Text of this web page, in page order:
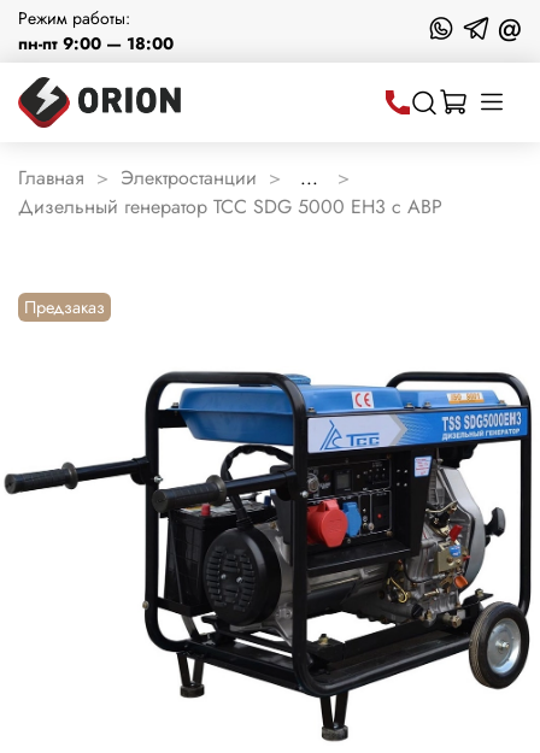
Режим работы:
пн-пт 9:00 — 18:00
@
Главная Электростанции
...
Дизельный генератор ТСС SDG 5000 EH3 с АВР
Предзаказ